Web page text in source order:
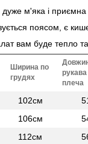
м'яка і приємна
поясом, є
вам буде тепло
Ширина по
грудях
рукава
плеча
102см
106см
112см